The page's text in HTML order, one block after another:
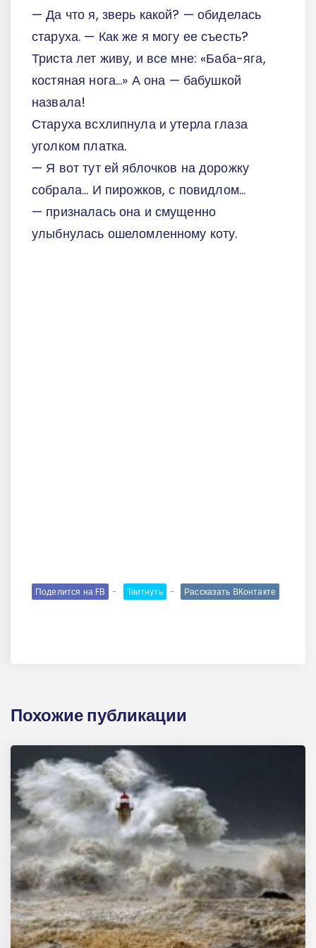
— Да что я, зверь какой? — обиделась
старуха. — Как же я могу ее съесть?
Триста лет живу, и все мне: «Баба-яга,
костяная нога...» А она — бабушкой
назвала!
Старуха всхлипнула и утерла глаза
уголком платка.
— Я вот тут ей яблочков на дорожку
собрала... И пирожков, с повидлом...
— призналась она и смущенно
улыбнулась ошеломленному коту.
Поделится на FB Твитнуть Рассказать ВКонтакте
Похожие публикации